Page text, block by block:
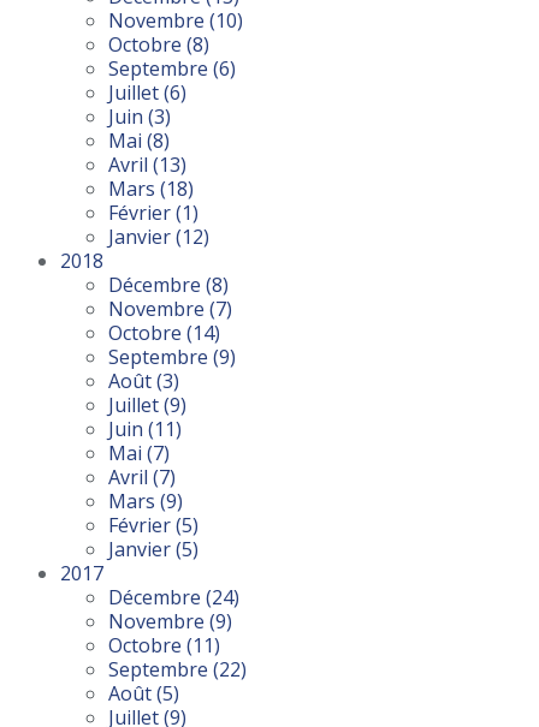
Novembre (10)
Octobre (8)
Septembre (6)
Juillet(6)
Juin (3)
Mai (8)
Avril (13)
Mars (18)
Février(1)
Janvier(12)
2018
Décembre (8)
Novembre (7)
Octobre (14)
Septembre (9)
Août(3)
Juillet(9)
Juin (11)
Mai (7)
Avril (7)
Mars (9)
Février(5)
Janvier(5)
2017
Décembre (24)
Novembre (9)
Octobre (11)
Septembre (22)
Août(5)
Juillet(9)